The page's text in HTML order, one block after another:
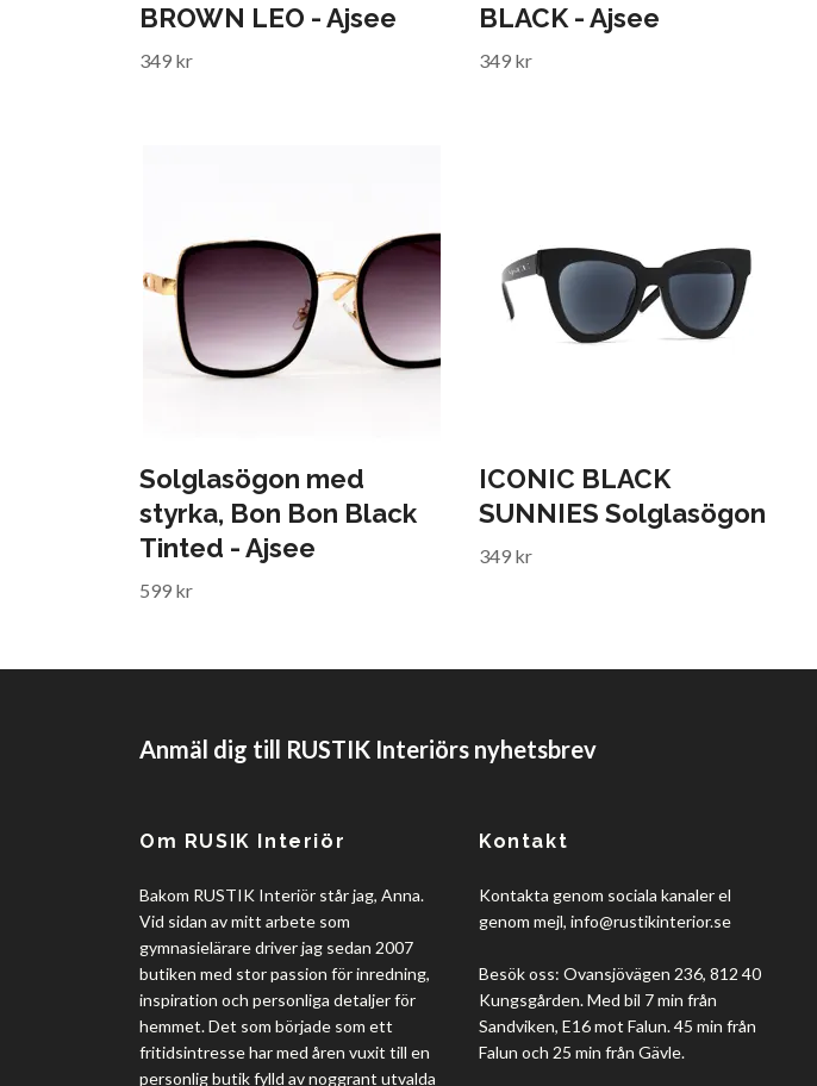
BROWN LEO - Ajsee
349 kr
BLACK - Ajsee
349 kr
Solglasögon med
styrka, Bon Bon Black
Tinted - Ajsee
599 kr
ICONIC BLACK
SUNNIES Solglasögon
349 kr
Anmäl dig till RUSTIK Interiörs nyhetsbrev
Om RUSIK Interiör
Bakom RUSTIK Interiör står jag, Anna.
Vid sidan av mitt arbete som
gymnasielärare driver jag sedan 2007
butiken med stor passion för inredning,
inspiration och personliga detaljer för
hemmet. Det som började som ett
fritidsintresse har med åren vuxit till en
personlig butik fylld av noggrant utvalda
Kontakt
Kontakta genom sociala kanaler el
genom mejl, info@rustikinterior.se
Besök oss: Ovansjövägen 236, 812 40
Kungsgården. Med bil 7 min från
Sandviken, E16 mot Falun. 45 min från
Falun och 25 min från Gävle.